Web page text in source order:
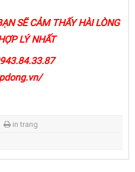
SẼ CẢM THẤY HÀI LÒNG
LÝ NHẤT
in trang